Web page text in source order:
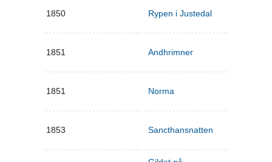
1850 Rypen i Justedal
1851 Andhrimner
1851 Norma
1853 Sancthansnatten